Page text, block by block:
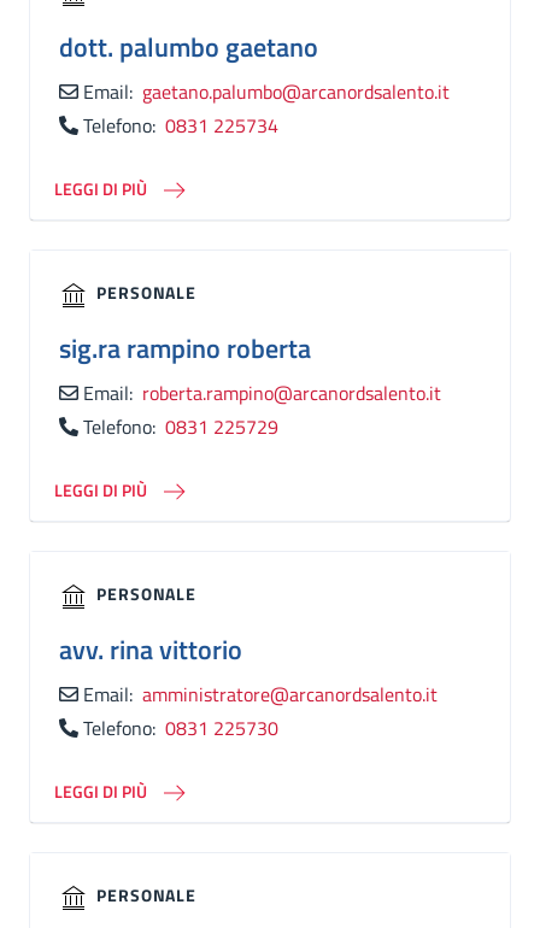
dott. palumbo gaetano
Email: gaetano.palumbo@arcanordsalento.it
Telefono: 0831 225734
LEGGI DI PIÙ
PERSONALE
sig.rarampino roberta
Email: roberta.rampino@arcanordsalento.it
Telefono: 0831 225729
LEGGI DI PIÙ
PERSONALE
avv. rina vittorio
Email: amministratore@arcanordsalento.it
Telefono: 0831 225730
LEGGI DI PIÙ
PERSONALE